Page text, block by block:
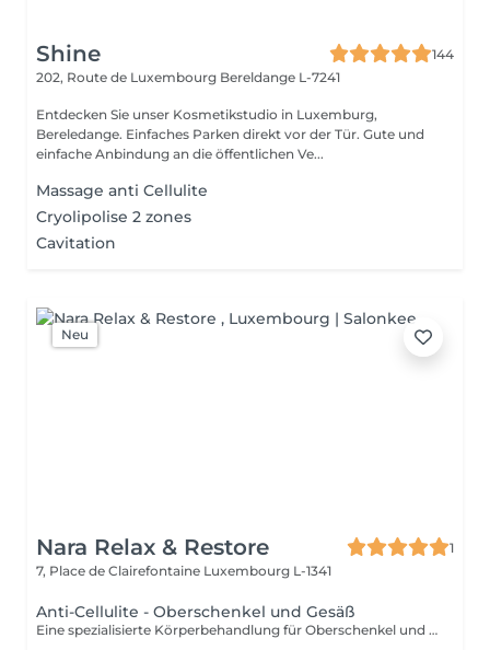
Shine
144
202, Route de Luxembourg Bereldange L-7241
Entdecken Sie unser Kosmetikstudio in Luxemburg,
Bereledange. Einfaches Parken direkt vor der Tür. Gute und
einfache Anbindung an die öffentlichen Ve...
Massage anti Cellulite
Cryolipolise 2 zones
Cavitation
Neu
Nara Relax & Restore
1
7, Place de Clairefontaine Luxembourg L-1341
Anti-Cellulite - Oberschenkel und Gesäß
Eine spezialisierte Körperbehandlung für Oberschenkel und Gesäß mit intensiven Massagetechniken zur Anregung der Durchblutung und gezielten Bearbeitung des darunterliegenden Gewebes. Die Anwendung kann das Hautbild unterstützen, die Gewebespannung fördern und für ein glatteres, strafferes Hautgefühl sorgen.